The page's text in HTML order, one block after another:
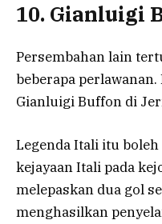
10. Gianluigi
Persembahan lain
beberapa
Gianluigi Buffon di
Legenda Itali itu
kejayaan Itali pada
melepaskan dua gol
menghasilkan